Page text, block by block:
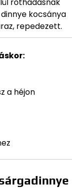
rothadásnak
kocsánya
repedezett.
a héjon